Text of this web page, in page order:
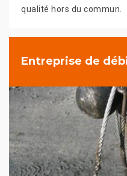
qualité hors du commun.
Entreprise de